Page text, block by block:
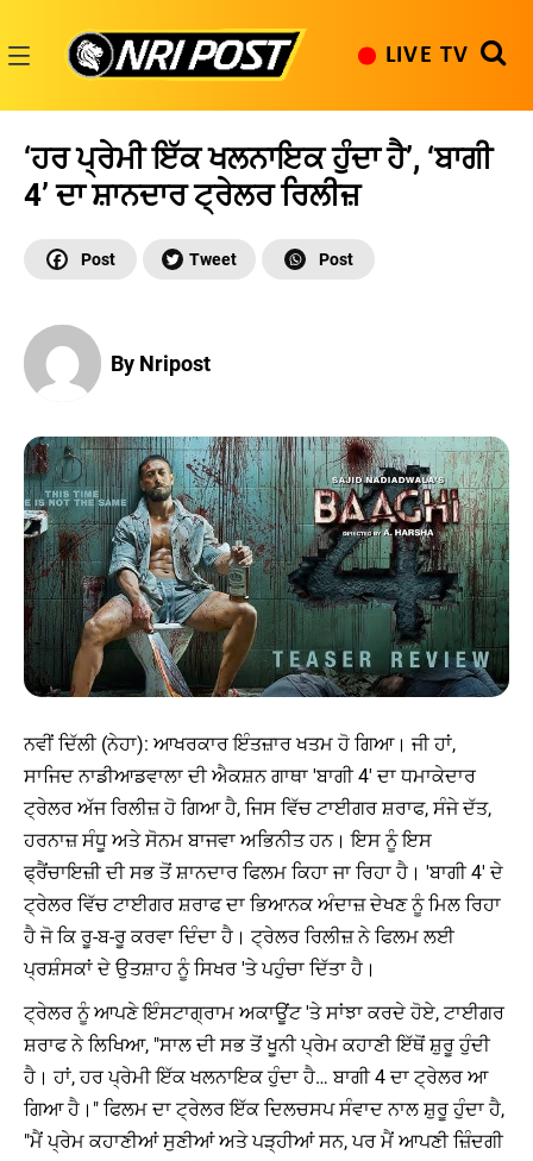
content
LIVE TV
‘ਹਰ ਪ੍ਰੇਮੀ ਇੱਕ ਖਲਨਾਇਕ ਹੁੰਦਾ ਹੈ’, ‘ਬਾਗੀ
4’ ਦਾ ਸ਼ਾਨਦਾਰ ਟ੍ਰੇਲਰ ਰਿਲੀਜ਼
By Nripost
ਨਵੀਂ ਦਿੱਲੀ (ਨੇਹਾ): ਆਖਰਕਾਰ ਇੰਤਜ਼ਾਰ ਖਤਮ ਹੋ ਗਿਆ। ਜੀ ਹਾਂ,
ਸਾਜਿਦ ਨਾਡੀਆਡਵਾਲਾ ਦੀ ਐਕਸ਼ਨ ਗਾਥਾ 'ਬਾਗੀ 4' ਦਾ ਧਮਾਕੇਦਾਰ
ਟ੍ਰੇਲਰ ਅੱਜ ਰਿਲੀਜ਼ ਹੋ ਗਿਆ ਹੈ, ਜਿਸ ਵਿੱਚ ਟਾਈਗਰ ਸ਼ਰਾਫ, ਸੰਜੇ ਦੱਤ,
ਹਰਨਾਜ਼ ਸੰਧੂ ਅਤੇ ਸੋਨਮ ਬਾਜਵਾ ਅਭਿਨੀਤ ਹਨ। ਇਸ ਨੂੰ ਇਸ
ਫ੍ਰੈਂਚਾਇਜ਼ੀ ਦੀ ਸਭ ਤੋਂ ਸ਼ਾਨਦਾਰ ਫਿਲਮ ਕਿਹਾ ਜਾ ਰਿਹਾ ਹੈ। 'ਬਾਗੀ 4' ਦੇ
ਟ੍ਰੇਲਰ ਵਿੱਚ ਟਾਈਗਰ ਸ਼ਰਾਫ ਦਾ ਭਿਆਨਕ ਅੰਦਾਜ਼ ਦੇਖਣ ਨੂੰ ਮਿਲ ਰਿਹਾ
ਹੈ ਜੋ ਕਿ ਰੂ-ਬ-ਰੂ ਕਰਵਾ ਦਿੰਦਾ ਹੈ। ਟ੍ਰੇਲਰ ਰਿਲੀਜ਼ ਨੇ ਫਿਲਮ ਲਈ
ਪ੍ਰਸ਼ੰਸਕਾਂ ਦੇ ਉਤਸ਼ਾਹ ਨੂੰ ਸਿਖਰ 'ਤੇ ਪਹੁੰਚਾ ਦਿੱਤਾ ਹੈ।
ਟ੍ਰੇਲਰ ਨੂੰ ਆਪਣੇ ਇੰਸਟਾਗ੍ਰਾਮ ਅਕਾਊਂਟ 'ਤੇ ਸਾਂਝਾ ਕਰਦੇ ਹੋਏ, ਟਾਈਗਰ
ਸ਼ਰਾਫ ਨੇ ਲਿਖਿਆ, "ਸਾਲ ਦੀ ਸਭ ਤੋਂ ਖੂਨੀ ਪ੍ਰੇਮ ਕਹਾਣੀ ਇੱਥੋਂ ਸ਼ੁਰੂ ਹੁੰਦੀ
ਹੈ। ਹਾਂ, ਹਰ ਪ੍ਰੇਮੀ ਇੱਕ ਖਲਨਾਇਕ ਹੁੰਦਾ ਹੈ… ਬਾਗੀ 4 ਦਾ ਟ੍ਰੇਲਰ ਆ
ਗਿਆ ਹੈ।" ਫਿਲਮ ਦਾ ਟ੍ਰੇਲਰ ਇੱਕ ਦਿਲਚਸਪ ਸੰਵਾਦ ਨਾਲ ਸ਼ੁਰੂ ਹੁੰਦਾ ਹੈ,
"ਮੈਂ ਪ੍ਰੇਮ ਕਹਾਣੀਆਂ ਸੁਣੀਆਂ ਅਤੇ ਪੜ੍ਹੀਆਂ ਸਨ, ਪਰ ਮੈਂ ਆਪਣੀ ਜ਼ਿੰਦਗੀ